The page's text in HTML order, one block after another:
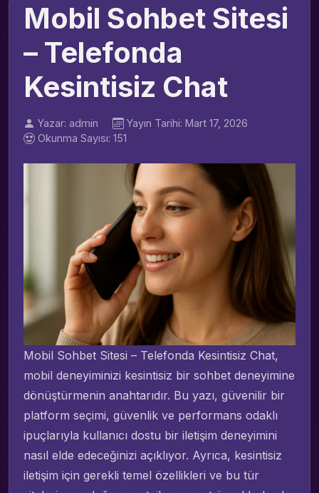
Mobil Sohbet Sitesi
– Telefonda
Kesintisiz Chat
Yazar: admin
Yayın Tarihi: Mart 17, 2026
Okunma Sayısı: 151
Mobil Sohbet Sitesi – Telefonda Kesintisiz Chat,
mobil deneyiminizi kesintisiz bir sohbet deneyimine
dönüştürmenin anahtarıdır. Bu yazı, güvenilir bir
platform seçimi, güvenlik ve performans odaklı
ipuçlarıyla kullanıcı dostu bir iletişim deneyimini
nasıl elde edeceğinizi açıklıyor. Ayrıca, kesintisiz
iletişim için gerekli temel özellikleri ve bu tür